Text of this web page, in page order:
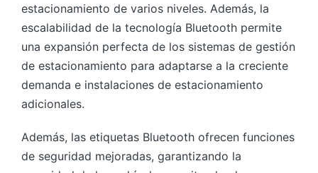
estacionamiento de varios niveles. Además, la
escalabilidad de la tecnología Bluetooth permite
una expansión perfecta de los sistemas de gestión
de estacionamiento para adaptarse a la creciente
demanda e instalaciones de estacionamiento
adicionales.
Además, las etiquetas Bluetooth ofrecen funciones
de seguridad mejoradas, garantizando la